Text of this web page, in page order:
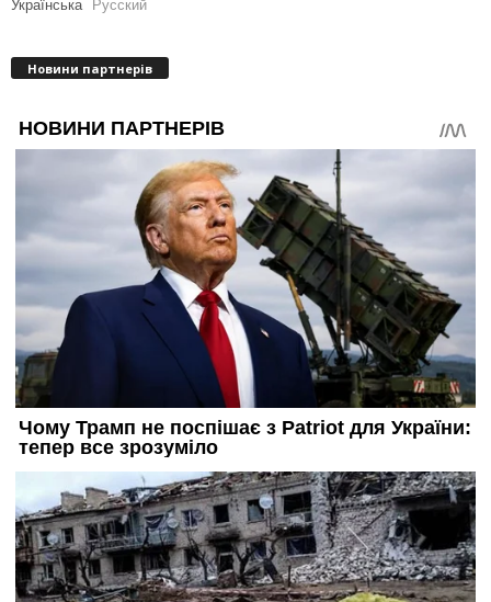
Українська Русский
Новини партнерів